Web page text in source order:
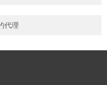
代理